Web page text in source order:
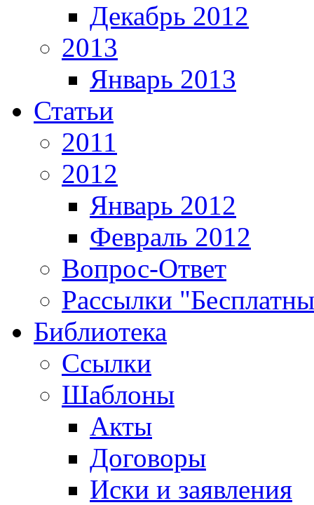
Декабрь 2012
2013
Январь 2013
Статьи
2011
2012
Январь 2012
Февраль 2012
Вопрос-Ответ
Рассылки
Библиотека
Ссылки
Шаблоны
Акты
Договоры
Иски и заявления